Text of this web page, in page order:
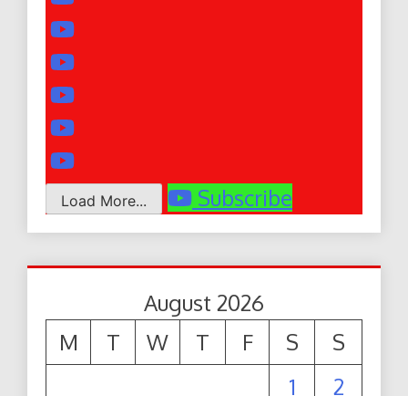
Load More... Subscribe
August 2026
M
T W T F S
S
1
2